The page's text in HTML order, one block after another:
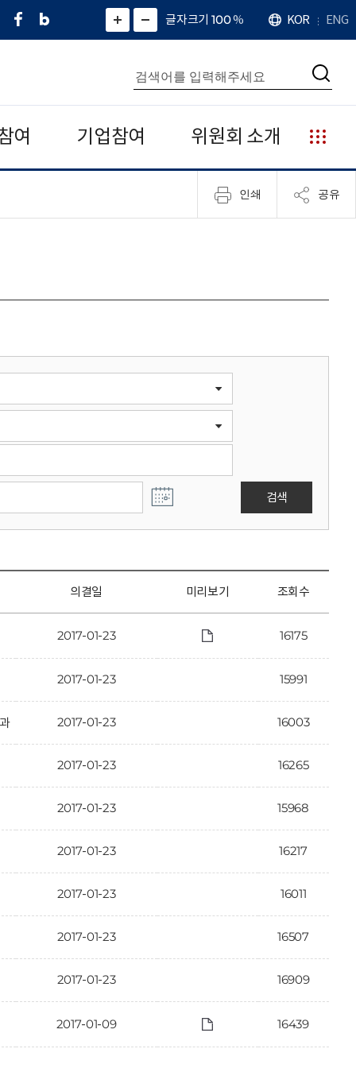
페
네
그
)
화
면
면
소
확
대
치
글자크기 100%
언
어
KOR ENG
통
합
검
색
검
여 기업참여 위원회 소개
누
리
집
안
인쇄 공유
검색
의결일 미리보기 조회수
2017-01-23 16175
2017-01-23 15991
2017-01-23 16003
2017-01-23 16265
2017-01-23 15968
2017-01-23 16217
2017-01-23 16011
2017-01-23 16507
2017-01-23 16909
2017-01-09 16439